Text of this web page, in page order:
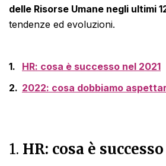
delle Risorse Umane negli ultimi
tendenze ed evoluzioni.
HR: cosa è successo nel 2021
2022: cosa dobbiamo
1. HR: cosa è